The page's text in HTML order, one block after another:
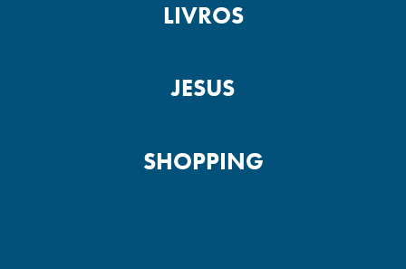
LIVROS
JESUS
SHOPPING